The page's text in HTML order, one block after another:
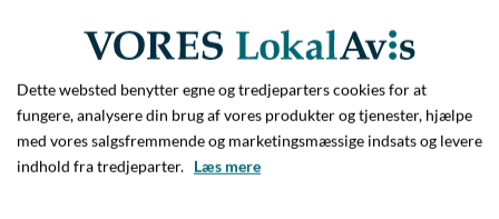
Den grusomme færgemand for ‘fuld’ musik
Dette websted benytter egne og tredjeparters cookies for at
fungere, analysere din brug af vores produkter og tjenester, hjælpe
med vores salgsfremmende og marketingsmæssige indsats og levere
indhold fra tredjeparter. Læs mere